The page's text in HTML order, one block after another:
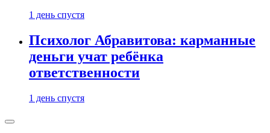
1 день спустя
Психолог Абравитова: карманные
деньги учат ребёнка
ответственности
1 день спустя